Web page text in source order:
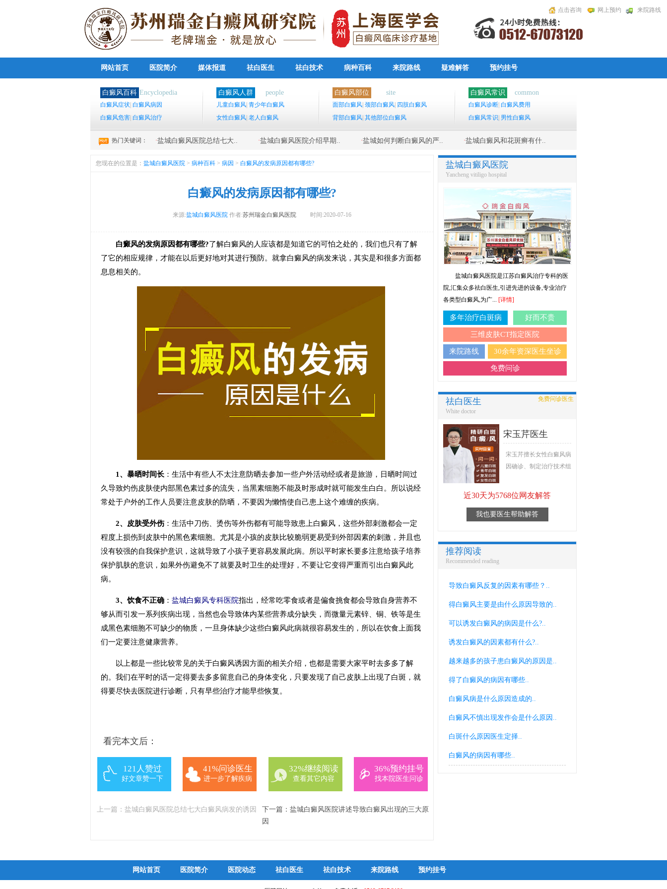
点击咨询 网上预约 来院路线
网站首页 医院简介 媒体报道 祛白医生 祛白技术 病种百科 来院路线 疑难解答 预约挂号
白癜风百科 Encyclopedia
白癜风症状 白癜风病因
白癜风危害 白癜风治疗
白癜风人群 people
儿童白癜风 青少年白癜风
女性白癜风 老人白癜风
白癜风部位 site
面部白癜风 颈部白癜风 四肢白癜风
背部白癜风 其他部位白癜风
白癜风常识 common
白癜风诊断 白癜风费用
白癜风常识 男性白癜风
热门关键词： ·盐城白癜风医院总结七大.. ·盐城白癜风医院介绍早期.. ·盐城如何判断白癜风的严.. ·盐城白癜风和花斑癣有什..
您现在的位置是： 盐城白癜风医院 > 病种百科 > 病因 > 白癜风的发病原因都有哪些?
白癜风的发病原因都有哪些?
来源:盐城白癜风医院 作者:苏州瑞金白癜风医院 时间:2020-07-16
白癜风的发病原因都有哪些?了解白癜风的人应该都是知道它的可怕之处的，我们也只有了解
了它的相应规律，才能在以后更好地对其进行预防。就拿白癜风的病发来说，其实是和很多方面都
息息相关的。
1、暴晒时间长 ：生活中有些人不太注意防晒去参加一些户外活动经或者是旅游，日晒时间过
久导致灼伤皮肤使内部黑色素过多的流失，当黑素细胞不能及时形成时就可能发生白白。所以说经
常处于户外的工作人员要注意皮肤的防晒，不要因为懒惰使自己患上这个难缠的疾病。
2、皮肤受外伤：生活中刀伤、烫伤等外伤都有可能导致患上白癜风，这些外部刺激都会一定
程度上损伤到皮肤中的黑色素细胞。尤其是小孩的皮肤比较脆弱更易受到外部因素的刺激，并且也
没有较强的自我保护意识，这就导致了小孩子更容易发展此病。所以平时家长要多注意给孩子培养
保护肌肤的意识，如果外伤避免不了就要及时卫生的处理好，不要让它变得严重而引出白癜风此
病。
3、饮食不正确 ： 盐城白癜风专科医院指出，经常吃零食或者是偏食挑食都会导致自身营养不
够从而引发一系列疾病出现，当然也会导致体内某些营养成分缺失，而微量元素锌、铜、铁等是生
成黑色素细胞不可缺少的物质，一旦身体缺少这些白癜风此病就很容易发生的，所以在饮食上面我
们一定要注意健康营养。
以上都是一些比较常见的关于白癜风诱因方面的相关介绍，也都是需要大家平时去多多了解
的。我们在平时的话一定得要去多多留意自己的身体变化，只要发现了自己皮肤上出现了白斑，就
得要尽快去医院进行诊断，只有早些治疗才能早些恢复。
看完本文后：
121人赞过
好文章赞一下
41%问诊医生
进一步了解疾病
32%继续阅读
查看其它内容
36%预约挂号
找本院医生问诊
上一篇： 盐城白癜风医院总结七大白癜风病发的诱因 下一篇： 盐城白癜风医院讲述导致白癜风出现的三大原
因
盐城白癜风医院
Yancheng vitiligo hospital
盐城白癜风医院是江苏白癜风治疗专科的医
院,汇集众多祛白医生,引进先进的设备,专业治疗
各类型白癜风,为广... [详情]
多年治疗白斑病 好而不贵
三维皮肤CT指定医院
来院路线 30余年资深医生坐诊
免费问诊
祛白医生
White doctor
免费问诊医生
宋玉芹医生
宋玉芹擅长女性白癜风病
因确诊、制定治疗技术组
近30天为5768位网友解答
我也要医生帮助解答
推荐阅读
Recommended reading
导致白癜风反复的因素有哪些？..
得白癜风主要是由什么原因导致的..
可以诱发白癜风的病因是什么?..
诱发白癜风的因素都有什么?..
越来越多的孩子患白癜风的原因是..
得了白癜风的病因有哪些..
白癜风病是什么原因造成的..
白癜风不慎出现发作会是什么原因..
白斑什么原因医生定择..
白癜风的病因有哪些..
网站首页 医院简介 医院动态 祛白医生 祛白技术 来院路线 预约挂号